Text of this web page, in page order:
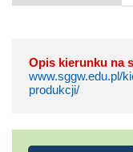
Opis kierunku na
www.sggw.edu.pl/
produkcji/